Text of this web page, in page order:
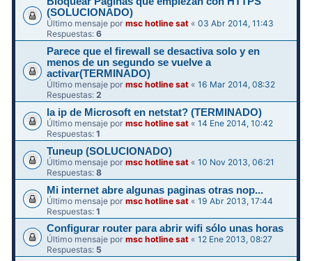
(SOLUCIONADO)
Último mensaje pormsc hotline sat «03 Abr 2014, 11:43
Respuestas:6
Parece que el firewall se desactiva solo y en
menos de un segundo se vuelve a
activar(TERMINADO)
Último mensaje pormsc hotline sat «16 Mar 2014, 08:32
Respuestas:2
la ip de Microsoft en netstat? (TERMINADO)
Último mensaje pormsc hotline sat «14 Ene 2014, 10:42
Respuestas:1
Tuneup (SOLUCIONADO)
Último mensaje pormsc hotline sat «10 Nov 2013, 06:21
Respuestas:8
Mi internet abre algunas paginas otras nop...
Último mensaje pormsc hotline sat «19 Abr 2013, 17:44
Respuestas:1
Configurar router para abrir wifi sólo unas horas
Último mensaje pormsc hotline sat «12 Ene 2013, 08:27
Respuestas: 5